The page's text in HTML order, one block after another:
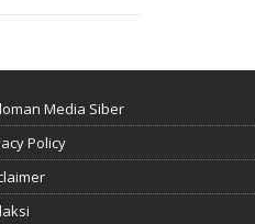
Media Siber
Policy